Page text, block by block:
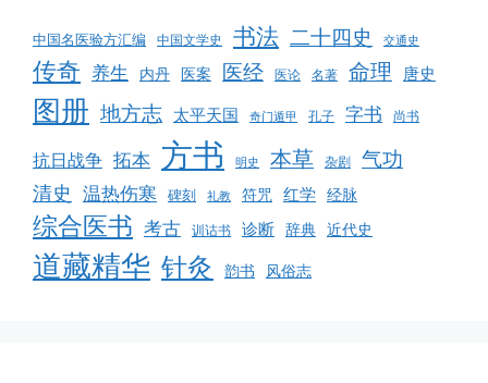
中国名医验方汇编 中国文学史 书法 二十四史 交通史
传奇 养生 内丹 医案 医经 医论 名著 命理 唐史
图册 地方志 太平天国 奇门遁甲 孔子 字书 尚书
抗日战争 拓本 方书 明史 本草 杂剧 气功
清史 温热伤寒 碑刻 礼教 符咒 红学 经脉
综合医书 考古 训诂书 诊断 辞典 近代史
道藏精华 针灸 韵书 风俗志